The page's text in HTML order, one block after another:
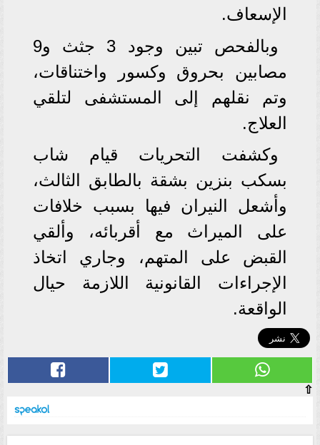
الإسعاف.
وبالفحص تبين وجود 3 جثث و9
مصابين بحروق وكسور واختناقات،
وتم نقلهم إلى المستشفى لتلقي
العلاج.
وكشفت التحريات قيام شاب
بسكب بنزين بشقة بالطابق الثالث،
وأشعل النيران فيها بسبب خلافات
على الميراث مع أقربائه، وألقي
القبض على المتهم، وجاري اتخاذ
الإجراءات القانونية اللازمة حيال
الواقعة.
⇧